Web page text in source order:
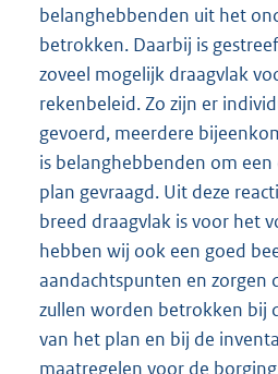
belanghebbenden uit het
betrokken. Daarbij is
zoveel mogelijk draagvlak
rekenbeleid. Zo zijn er
gevoerd, meerdere
is belanghebbenden om
plan gevraagd. Uit deze
breed draagvlak is voor het
hebben wij ook een goed
aandachtspunten en zorgen
zullen worden betrokken bij
van het plan en bij de
maatregelen voor de